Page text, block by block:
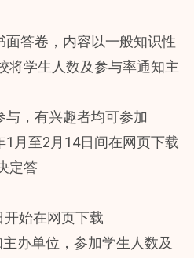
答卷，内容以一般知识性
将学生人数及参与率通知主
，有兴趣者均可参加
至2月14日间在网页下载
定答
始在网页下载
办单位，参加学生人数及